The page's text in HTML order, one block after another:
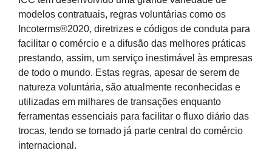
modelos contratuais, regras voluntárias como os
Incoterms®2020, diretrizes e códigos de conduta para
facilitar o comércio e a difusão das melhores práticas
prestando, assim, um serviço inestimável às empresas
de todo o mundo. Estas regras, apesar de serem de
natureza voluntária, são atualmente reconhecidas e
utilizadas em milhares de transações enquanto
ferramentas essenciais para facilitar o fluxo diário das
trocas, tendo se tornado já parte central do comércio
internacional.